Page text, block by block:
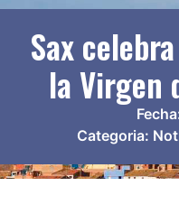
Sax
la Virgen
Categoria: